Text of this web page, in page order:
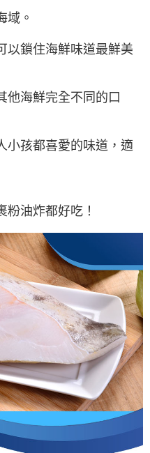
司帳單繳交帳款。
灣大哥大進項蒐集、處理及利用，
之確認、核對及更正。
仍視為有效，需透過AFTEE先享
關疑問，請聯繫「AFTEE先享後付
AFTEE先享後付」服務完成之交
，並將交易相關給付款項請求債
網址：
或監護人之同意方可使用
足之情形，本公司將視審查結果
註冊。若發現惡意使用之情形，
使用額度並採取法律行動。
7-11超取，單筆訂單金額最高
免運費
域。
以鎖住海鮮味道最鮮美
他海鮮完全不同的口
小孩都喜愛的味道，適
粉油炸都好吃！